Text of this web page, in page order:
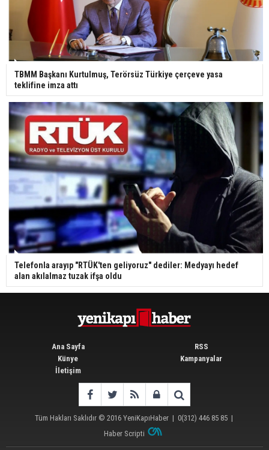
TBMM Başkanı Kurtulmuş, Terörsüz Türkiye çerçeve yasa
teklifine imza attı
Telefonla arayıp "RTÜK'ten geliyoruz" dediler: Medyayı hedef
alan akılalmaz tuzak ifşa oldu
Ana Sayfa
Künye
İletişim
RSS
Kampanyalar
Tüm Hakları Saklıdır © 2016 YeniKapıHaber| 0(312) 446 85 85|
Haber Scripti